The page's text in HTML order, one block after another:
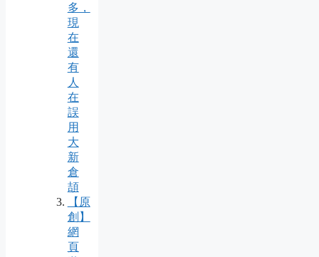
多，
現
在
還
有
人
在
誤
用
大
新
倉
頡
【原
創】
網
頁